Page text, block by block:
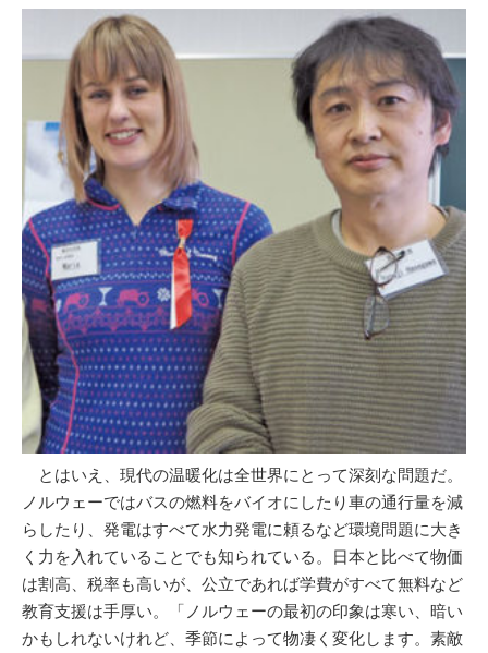
とはいえ、現代の温暖化は全世界にとって深刻な問題だ。
ノルウェーではバスの燃料をバイオにしたり車の通行量を減
らしたり、発電はすべて水力発電に頼るなど環境問題に大き
く力を入れていることでも知られている。日本と比べて物価
は割高、税率も高いが、公立であれば学費がすべて無料など
教育支援は手厚い。「ノルウェーの最初の印象は寒い、暗い
かもしれないけれど、季節によって物凄く変化します。素敵